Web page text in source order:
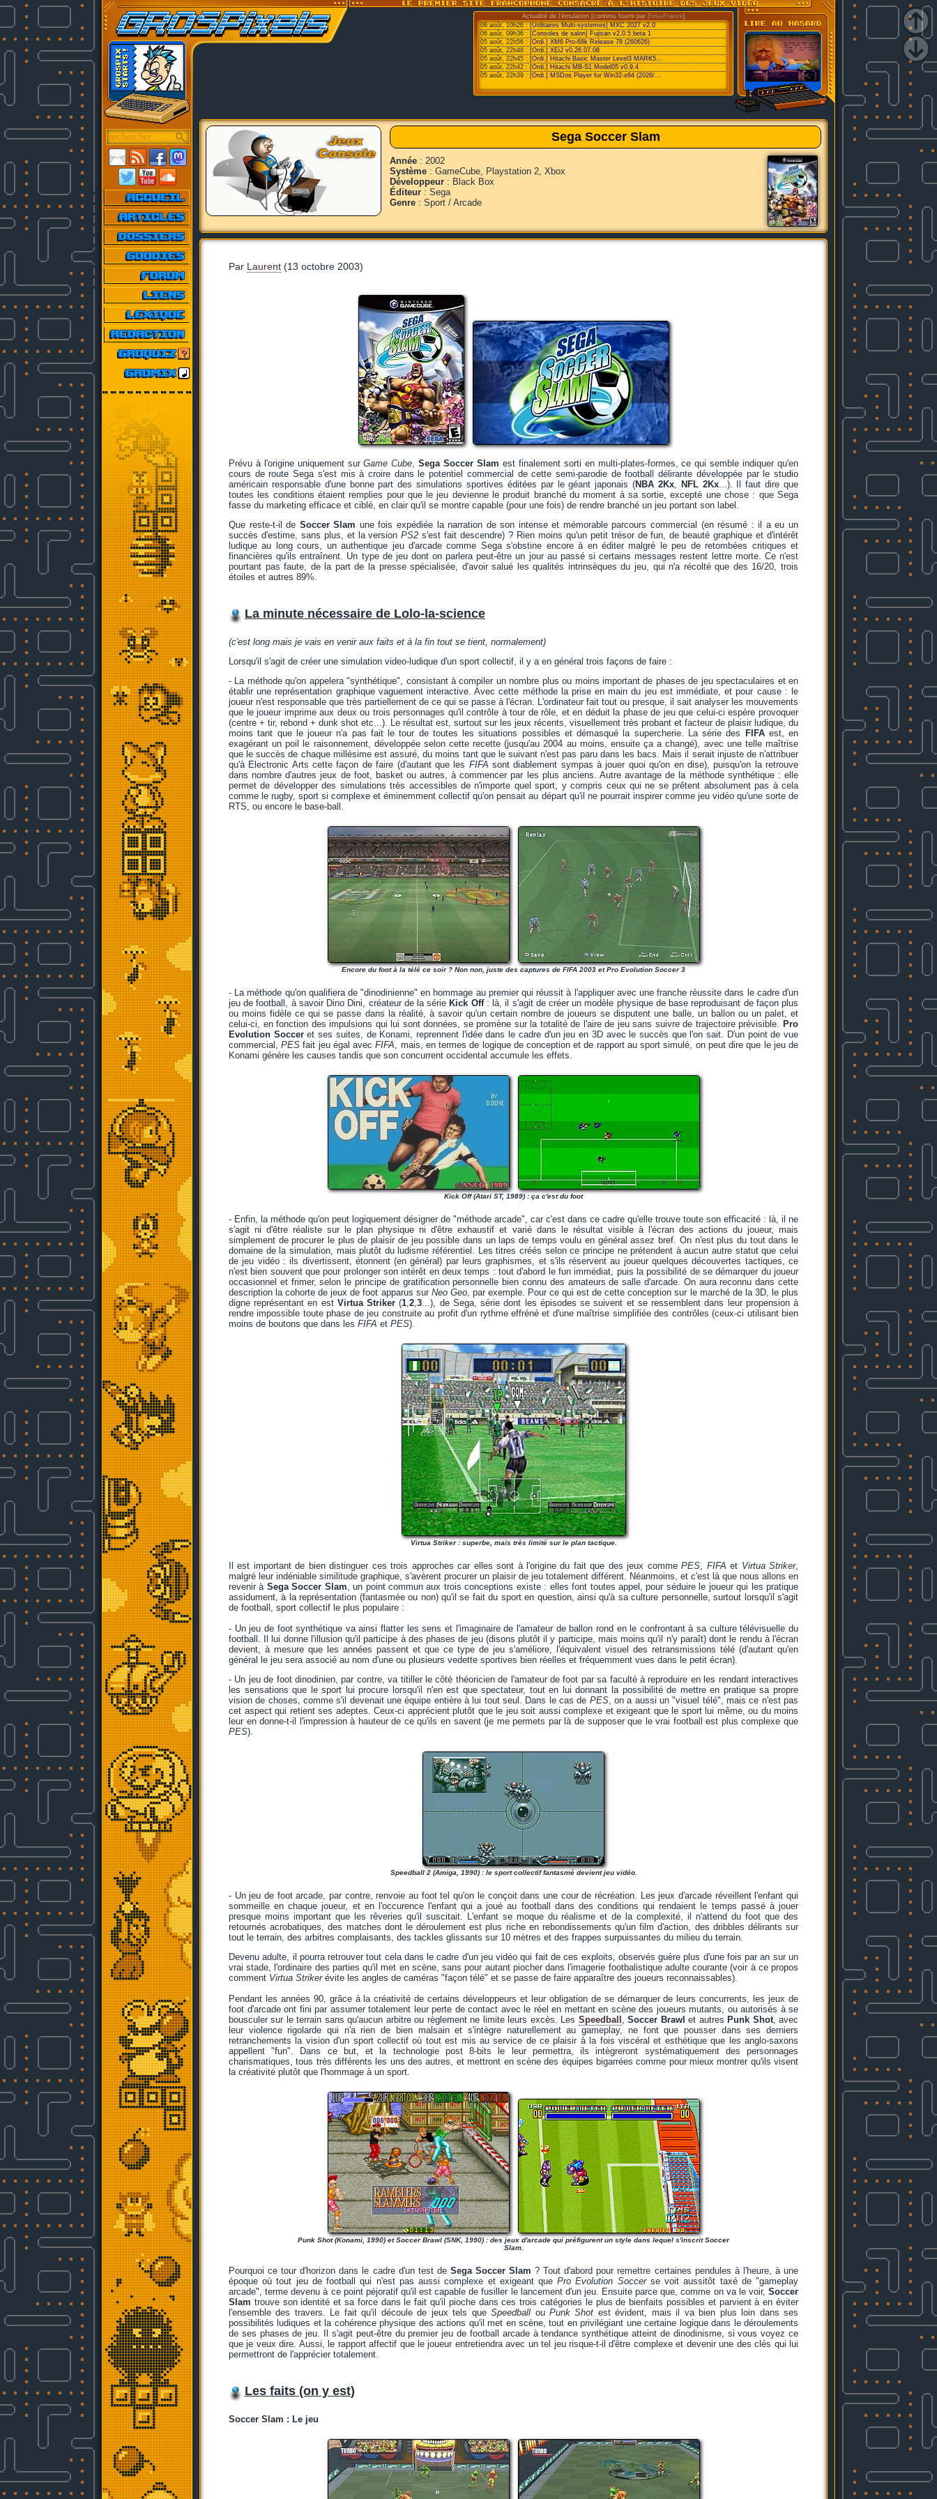
Actualité de l'émulation [contenu fourni par Emu-France]
06 août, 10h26 :[Utilitaires Multi-systemes] MXC 2027 v2.0
06 août, 09h36 : [Consoles de salon] Fujisan v2.0.5 beta 1
05 août, 22h56 : [Ordi.] XM6 Pro-68k Release 78 (260626)
05 août, 22h48 : [Ordi.] XEiJ v0.26.07.08
05 août, 22h45 : [Ordi.] Hitachi Basic Master Level3 MARK5...
05 août, 22h42 : [Ordi.] Hitachi MB-S1 Model05 v0.9.4
05 août, 22h39 : [Ordi.] MSDos Player for Win32-x64 (2026/...
Sega Soccer Slam
Année : 2002
Système : GameCube, Playstation 2, Xbox
Développeur : Black Box
Éditeur : Sega
Genre : Sport / Arcade
Par Laurent (13 octobre 2003)
Prévu à l'origine uniquement surGame Cube,Sega Soccer Slam est finalement sorti en multi-plates-formes, ce qui semble indiquer qu'en
cours de route Sega s'est mis à croire dans le potentiel commercial de cette semi-parodie de football délirante développée par le studio
américain responsable d'une bonne part des simulations sportives éditées par le géant japonais (NBA 2Kx, NFL 2Kx...). Il faut dire que
toutes les conditions étaient remplies pour que le jeu devienne le produit branché du moment à sa sortie, excepté une chose : que Sega
fasse du marketing efficace et ciblé, en clair qu'il se montre capable (pour une fois) de rendre branché un jeu portant son label.
Que reste-t-il de Soccer Slam une fois expédiée la narration de son intense et mémorable parcours commercial (en résumé : il a eu un
succès d'estime, sans plus, et la versionPS2 s'est fait descendre) ? Rien moins qu'un petit trésor de fun, de beauté graphique et d'intérêt
ludique au long cours, un authentique jeu d'arcade comme Sega s'obstine encore à en éditer malgré le peu de retombées critiques et
financières qu'ils entraînent. Un type de jeu dont on parlera peut-être un jour au passé si certains messages restent lettre morte. Ce n'est
pourtant pas faute, de la part de la presse spécialisée, d'avoir salué les qualités intrinsèques du jeu, qui n'a récolté que des 16/20, trois
étoiles et autres 89%.
La minute nécessaire de Lolo-la-science
(c'est long mais je vais en venir aux faits et à la fin tout se tient, normalement)
Lorsqu'il s'agit de créer une simulation video-ludique d'un sport collectif, il y a en général trois façons de faire :
- La méthode qu'on appelera "synthétique", consistant à compiler un nombre plus ou moins important de phases de jeu spectaculaires et en
établir une représentation graphique vaguement interactive. Avec cette méthode la prise en main du jeu est immédiate, et pour cause : le
joueur n'est responsable que très partiellement de ce qui se passe à l'écran. L'ordinateur fait tout ou presque, il sait analyser les mouvements
que le joueur imprime aux deux ou trois personnages qu'il contrôle à tour de rôle, et en déduit la phase de jeu que celui-ci espère provoquer
(centre + tir, rebond + dunk shot etc...). Le résultat est, surtout sur les jeux récents, visuellement très probant et facteur de plaisir ludique, du
moins tant que le joueur n'a pas fait le tour de toutes les situations possibles et démasqué la supercherie. La série des
FIFAest, en
exagérant un poil le raisonnement, développée selon cette recette (jusqu'au 2004 au moins, ensuite ça a changé), avec une telle maîtrise
que le succès de chaque millésime est assuré, du moins tant que le suivant n'est pas paru dans les bacs. Mais il serait injuste de n'attribuer
qu'à Electronic Arts cette façon de faire (d'autant que les FIFA sont diablement sympas à jouer quoi qu'on en dise), puisqu'on la retrouve
dans nombre d'autres jeux de foot, basket ou autres, à commencer par les plus anciens. Autre avantage de la méthode synthétique : elle
permet de développer des simulations très accessibles de n'importe quel sport, y compris ceux qui ne se prêtent absolument pas à cela
comme le rugby, sport si complexe et éminemment collectif qu'on pensait au départ qu'il ne pourrait inspirer comme jeu vidéo qu'une sorte de
RTS, ou encore le base-ball.
Encore du foot à la télé ce soir ? Non non, juste des captures de FIFA 2003 et Pro Evolution Soccer 3
- La méthode qu'on qualifiera de "dinodinienne" en hommage au premier qui réussit à l'appliquer avec une franche réussite dans le cadre d'un
jeu de football, à savoir Dino Dini, créateur de la série Kick Off: là, il s'agit de créer un modèle physique de base reproduisant de façon plus
ou moins fidèle ce qui se passe dans la réalité, à savoir qu'un certain nombre de joueurs se disputent une balle, un ballon ou un palet, et
celui-ci, en fonction des impulsions qui lui sont données, se promène sur la totalité de l'aire de jeu sans suivre de trajectoire prévisible. Pro
Evolution Socceret ses suites, de Konami, reprennent l'idée dans le cadre d'un jeu en 3D avec le succès que l'on sait. D'un point de vue
commercial,PES fait jeu égal avecFIFA, mais, en termes de logique de conception et de rapport au sport simulé, on peut dire que le jeu de
Konami génère les causes tandis que son concurrent occidental accumule les effets.
Kick Off (Atari ST, 1989) : ça c'est du foot
- Enfin, la méthode qu'on peut logiquement désigner de "méthode arcade", car c'est dans ce cadre qu'elle trouve toute son efficacité : là, il ne
s'agit ni d'être réaliste sur le plan physique ni d'être exhaustif et varié dans le résultat visible à l'écran des actions du joueur, mais
simplement de procurer le plus de plaisir de jeu possible dans un laps de temps voulu en général assez bref. On n'est plus du tout dans le
domaine de la simulation, mais plutôt du ludisme référentiel. Les titres créés selon ce principe ne prétendent à aucun autre statut que celui
de jeu vidéo : ils divertissent, étonnent (en général) par leurs graphismes, et s'ils réservent au joueur quelques découvertes tactiques, ce
n'est bien souvent que pour prolonger son intérêt en deux temps : tout d'abord le fun immédiat, puis la possibilité de se démarquer du joueur
occasionnel et frimer, selon le principe de gratification personnelle bien connu des amateurs de salle d'arcade. On aura reconnu dans cette
description la cohorte de jeux de foot apparus sur Neo Geo, par exemple. Pour ce qui est de cette conception sur le marché de la 3D, le plus
digne représentant en est Virtua Striker (1,2,3...), de Sega, série dont les épisodes se suivent et se ressemblent dans leur propension à
rendre impossible toute phase de jeu construite au profit d'un rythme effréné et d'une maîtrise simplifiée des contrôles (ceux-ci utilisant bien
moins de boutons que dans les FIFA et PES).
Virtua Striker : superbe, mais très limité sur le plan tactique.
Il est important de bien distinguer ces trois approches car elles sont à l'origine du fait que des jeux commePES, FIFA et Virtua Striker,
malgré leur indéniable similitude graphique, s'avèrent procurer un plaisir de jeu totalement différent. Néanmoins, et c'est là que nous allons en
revenir à Sega Soccer Slam, un point commun aux trois conceptions existe : elles font toutes appel, pour séduire le joueur qui les pratique
assidument, à la représentation (fantasmée ou non) qu'il se fait du sport en question, ainsi qu'à sa culture personnelle, surtout lorsqu'il s'agit
de football, sport collectif le plus populaire :
- Un jeu de foot synthétique va ainsi flatter les sens et l'imaginaire de l'amateur de ballon rond en le confrontant à sa culture télévisuelle du
football. Il lui donne l'illusion qu'il participe à des phases de jeu (disons plutôt il y participe, mais moins qu'il n'y paraît) dont le rendu à l'écran
devient, à mesure que les années passent et que ce type de jeu s'améliore, l'équivalent visuel des retransmissions télé (d'autant qu'en
général le jeu sera associé au nom d'une ou plusieurs vedette sportives bien réelles et fréquemment vues dans le petit écran).
- Un jeu de foot dinodinien, par contre, va titiller le côté théoricien de l'amateur de foot par sa faculté à reproduire en les rendant interactives
les sensations que le sport lui procure lorsqu'il n'en est que spectateur, tout en lui donnant la possibilité de mettre en pratique sa propre
vision de choses, comme s'il devenait une équipe entière à lui tout seul. Dans le cas de PES, on a aussi un "visuel télé", mais ce n'est pas
cet aspect qui retient ses adeptes. Ceux-ci apprécient plutôt que le jeu soit aussi complexe et exigeant que le sport lui même, ou du moins
leur en donne-t-il l'impression à hauteur de ce qu'ils en savent (je me permets par là de supposer que le vrai football est plus complexe que
PES).
Speedball 2 (Amiga, 1990) : le sport collectif fantasmé devient jeu vidéo.
- Un jeu de foot arcade, par contre, renvoie au foot tel qu'on le conçoit dans une cour de récréation. Les jeux d'arcade réveillent l'enfant qui
sommeille en chaque joueur, et en l'occurence l'enfant qui a joué au football dans des conditions qui rendaient le temps passé à jouer
presque moins important que les rêveries qu'il suscitait. L'enfant se moque du réalisme et de la complexité, il n'attend du foot que des
retournés acrobatiques, des matches dont le déroulement est plus riche en rebondissements qu'un film d'action, des dribbles délirants sur
tout le terrain, des arbitres complaisants, des tackles glissants sur 10 mètres et des frappes surpuissantes du milieu du terrain.
Devenu adulte, il pourra retrouver tout cela dans le cadre d'un jeu vidéo qui fait de ces exploits, observés guère plus d'une fois par an sur un
vrai stade, l'ordinaire des parties qu'il met en scène, sans pour autant piocher dans l'imagerie footbalistique adulte courante (voir à ce propos
comment Virtua Strikerévite les angles de caméras "façon télé" et se passe de faire apparaître des joueurs reconnaissables).
Pendant les années 90, grâce à la créativité de certains développeurs et leur obligation de se démarquer de leurs concurrents, les jeux de
foot d'arcade ont fini par assumer totalement leur perte de contact avec le réel en mettant en scène des joueurs mutants, ou autorisés à se
bousculer sur le terrain sans qu'aucun arbitre ou règlement ne limite leurs excès. Les Speedball ,Soccer Brawl et autres Punk Shot, avec
leur violence rigolarde qui n'a rien de bien malsain et s'intègre naturellement au gameplay, ne font que pousser dans ses derniers
retranchements la vision d'un sport collectif où tout est mis au service de ce plaisir à la fois viscéral et esthétique que les anglo-saxons
appellent "fun". Dans ce but, et la technologie post 8-bits le leur permettra, ils intègreront systématiquement des personnages
charismatiques, tous très différents les uns des autres, et mettront en scène des équipes bigarrées comme pour mieux montrer qu'ils visent
la créativité plutôt que l'hommage à un sport.
Punk Shot (Konami, 1990) et Soccer Brawl (SNK, 1990) : des jeux d'arcade qui préfigurent un style dans lequel s'inscrit Soccer
Slam.
Pourquoi ce tour d'horizon dans le cadre d'un test de Sega Soccer Slam? Tout d'abord pour remettre certaines pendules à l'heure, à une
époque où tout jeu de football qui n'est pas aussi complexe et exigeant quePro Evolution Soccerse voit aussitôt taxé de "gameplay
arcade", terme devenu à ce point péjoratif qu'il est capable de fusiller le lancement d'un jeu. Ensuite parce que, comme on va le voir, Soccer
Slam trouve son identité et sa force dans le fait qu'il pioche dans ces trois catégories le plus de bienfaits possibles et parvient à en éviter
l'ensemble des travers. Le fait qu'il découle de jeux tels queSpeedball ou Punk Shot est évident, mais il va bien plus loin dans ses
possibilités ludiques et la cohérence physique des actions qu'il met en scène, tout en privilégiant une certaine logique dans le déroulements
de ses phases de jeu. Il s'agit peut-être du premier jeu de football arcade à tendance synthétique atteint de dinodinisme, si vous voyez ce
que je veux dire. Aussi, le rapport affectif que le joueur entretiendra avec un tel jeu risque-t-il d'être complexe et devenir une des clés qui lui
permettront de l'apprécier totalement.
Les faits (on y est)
Soccer Slam : Le jeu